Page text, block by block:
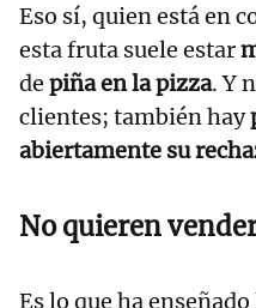
Eso sí, quien está en
esta fruta suele estar
de piña en la pizza. Y
clientes; también hay
abiertamente su
No quieren
Es lo que ha enseñado